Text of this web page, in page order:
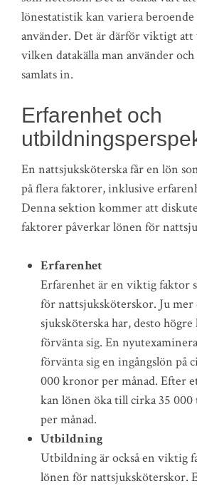
lönestatistik kan variera
använder. Det är därför viktigt att
vilken datakälla man använder
samlats in.
Erfarenhet och
En nattsjuksköterska får en lön
på flera faktorer, inklusive
Denna sektion kommer att
faktorer påverkar lönen för
Erfarenhet
Erfarenhet är en viktig faktor
för nattsjuksköterskor. Ju mer
sjuksköterska har, desto
förvänta sig. En
förvänta sig en ingångslön på
000 kronor per månad. Efter
kan lönen öka till cirka 35
per månad.
Utbildning
Utbildning är också en viktig
lönen för nattsjuksköterskor.